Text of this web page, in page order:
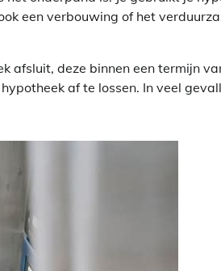
een verbouwing of het
afsluit, deze binnen een termijn
af te lossen. In veel